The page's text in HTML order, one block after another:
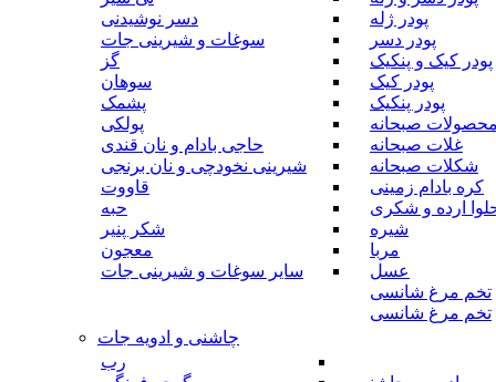
پودر ژله
پودر دسر
پودر کیک و پنکیک
پودر کیک
پودر پنکیک
محصولات صبحانه
غلات صبحانه
شکلات صبحانه
کره بادام زمینی
ارده و شکری
شیره
مربا
عسل
تخم مرغ شانسی
تخم مرغ شانسی
دسر نوشیدنی
سوغات و شیرینی جات
گز
سوهان
پشمک
پولکی
حاجی بادام و نان قندی
شیرینی نخودچی و نان برنجی
قاووت
حبه
شکر پنیر
معجون
سایر سوغات و شیرینی جات
چاشنی و ادویه جات
رب